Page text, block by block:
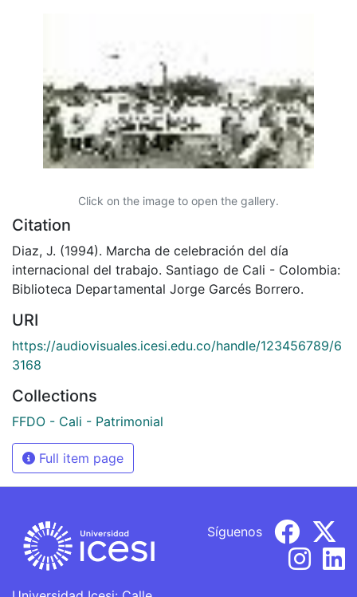
Click on the image to open the gallery.
Citation
Diaz, J. (1994). Marcha de celebración del día
internacional del trabajo. Santiago de Cali - Colombia:
Biblioteca Departamental Jorge Garcés Borrero.
URI
https://audiovisuales.icesi.edu.co/handle/123456789/6
3168
Collections
FFDO - Cali - Patrimonial
Full item page
Síguenos